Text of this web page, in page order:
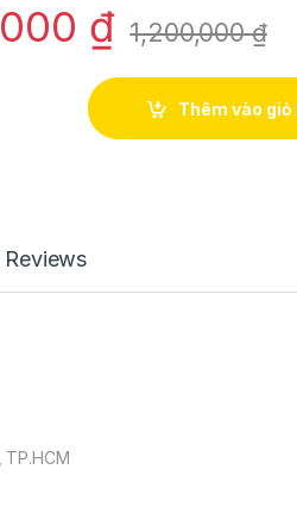
₫ 1,200,000₫
thun đi biển nam sọc ngang 2
Thêm vào giỏ
Reviews